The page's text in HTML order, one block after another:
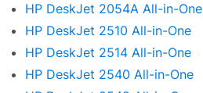
HP DeskJet 2054A All-in-One
HP DeskJet 2510 All-in-One
HP DeskJet 2514 All-in-One
HP DeskJet 2540 All-in-One